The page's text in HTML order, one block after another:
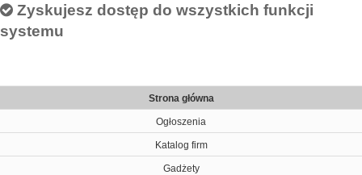
Zyskujesz dostęp do wszystkich funkcji
systemu
Strona główna
Ogłoszenia
Katalog firm
Gadżety